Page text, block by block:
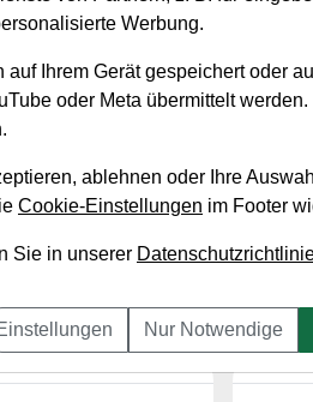
Unternehmenswert
Umsatz 48,47
und Liegenlassen
Werbung.
auf Ihrem Gerät gespeichert oder
oder Meta übermittelt
ablehnen oder Ihre
Cookie-Einstellungen im Footer
Sie in unserer
Nur Notwendige